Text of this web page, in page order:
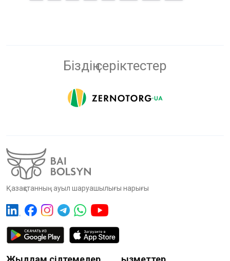
Біздің серіктестер
Қазақстанның ауыл шаруашылығы нарығы